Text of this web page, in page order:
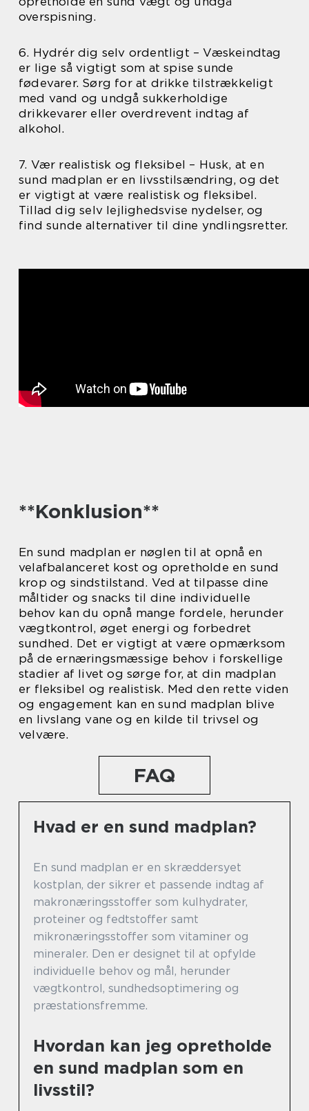
overspisning.
6. Hydrér dig selv ordentligt – Væskeindtag
er lige så vigtigt som at spise sunde
fødevarer. Sørg for at drikke tilstrækkeligt
med vand og undgå sukkerholdige
drikkevarer eller overdrevent indtag af
alkohol.
7. Vær realistisk og fleksibel – Husk, at en
sund madplan er en livsstilsændring, og det
er vigtigt at være realistisk og fleksibel.
Tillad dig selv lejlighedsvise nydelser, og
find sunde alternativer til dine yndlingsretter.
**Konklusion**
En sund madplan er nøglen til at opnå en
velafbalanceret kost og opretholde en sund
krop og sindstilstand. Ved at tilpasse dine
måltider og snacks til dine individuelle
behov kan du opnå mange fordele, herunder
vægtkontrol, øget energi og forbedret
sundhed. Det er vigtigt at være opmærksom
på de ernæringsmæssige behov i forskellige
stadier af livet og sørge for, at din madplan
er fleksibel og realistisk. Med den rette viden
og engagement kan en sund madplan blive
en livslang vane og en kilde til trivsel og
velvære.
FAQ
Hvad er en sund madplan?
En sund madplan er en skræddersyet
kostplan, der sikrer et passende indtag af
makronæringsstoffer som kulhydrater,
proteiner og fedtstoffer samt
mikronæringsstoffer som vitaminer og
mineraler. Den er designet til at opfylde
individuelle behov og mål, herunder
vægtkontrol, sundhedsoptimering og
præstationsfremme.
Hvordan kan jeg opretholde
en sund madplan som en
livsstil?